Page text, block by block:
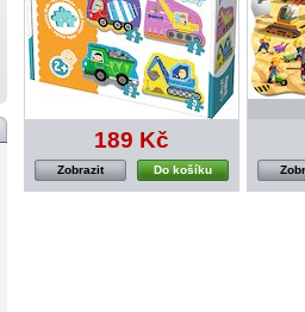
189 Kč
Do košíku
Zobrazit